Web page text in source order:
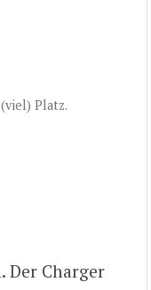
Platz.
Der Charger